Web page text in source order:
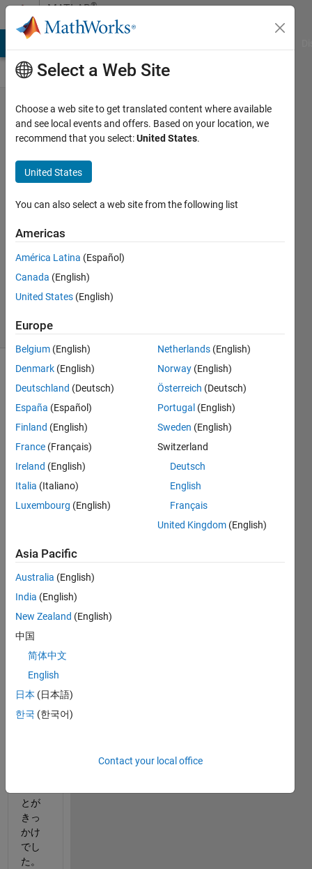
Skip to contentMATLAB®
Central
MATLAB
を使い
きっか
Takeuchi
22 Jan
145
Views
Comments
日本語
Channel
私の
合、
が音
識ア
プリ
の会
で、
アル
ゴリ
開発
で
とが
きっ
かけ
でし
た。
Select a Web Site
Choose a web site to get translated content where available
and see local events and offers. Based on your location, we
recommend that you select:United States.
United States
You can also select a web site from the following list
Americas
América Latina (Español)
Canada (English)
United States (English)
Europe
Belgium (English)
Denmark (English)
Deutschland (Deutsch)
España (Español)
Finland (English)
France (Français)
Ireland (English)
Italia (Italiano)
Luxembourg (English)
Netherlands (English)
Norway (English)
Österreich (Deutsch)
Portugal (English)
Sweden (English)
Switzerland
Deutsch
English
Français
United Kingdom (English)
Asia Pacific
Australia (English)
India (English)
New Zealand (English)
中国
简体中文
English
日本 (日本語)
한국 (한국어)
Contact your local office